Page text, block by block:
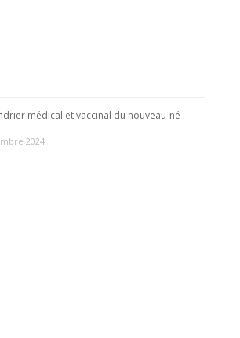
médical et vaccinal du nouveau-né
2024